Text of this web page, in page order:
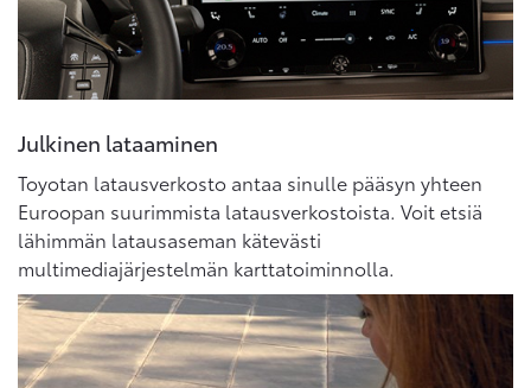
Julkinen lataaminen
Toyotan latausverkosto antaa sinulle pääsyn yhteen
Euroopan suurimmista latausverkostoista. Voit etsiä
lähimmän latausaseman kätevästi
multimediajärjestelmän karttatoiminnolla.